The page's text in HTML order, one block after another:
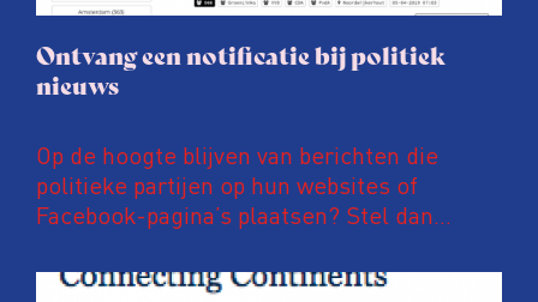
Ontvang een notificatie bij politiek
nieuws
Op de hoogte blijven van berichten die
politieke partijen op hun websites of
Facebook-pagina’s plaatsen? Stel dan
zijn meer dan 600.000 nieuwsberichten van